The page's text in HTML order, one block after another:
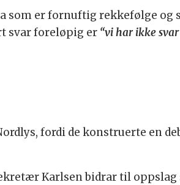
som er fornuftig rekkefølge og
svar foreløpig er “vi har ikke
fordi de konstruerte en
Karlsen bidrar til